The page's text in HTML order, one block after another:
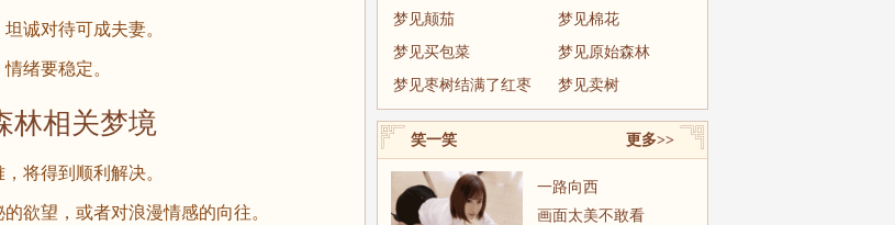
诚对待可成夫妻。
绪要稳定。
相关梦境
将得到顺利解决。
望，或者对浪漫情感的向往。
梦见颠茄
梦见棉花
梦见买包菜
梦见原始森林
梦见枣树结满了红枣
梦见卖树
更多>>
笑一笑
一路向西
画面太美不敢看